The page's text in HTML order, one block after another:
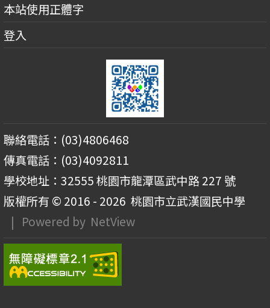
本站使用正體字
登入
聯絡電話：(03)4806468
傳真電話：(03)4092811
學校地址：32555 桃園市龍潭區武中路 227 號
版權所有 © 2016 - 2026 桃園市立武漢國民中學
| Powered by NetView